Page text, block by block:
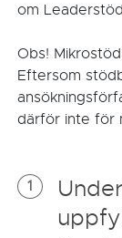
om
Obs!
Eftersom
därför inte för
1